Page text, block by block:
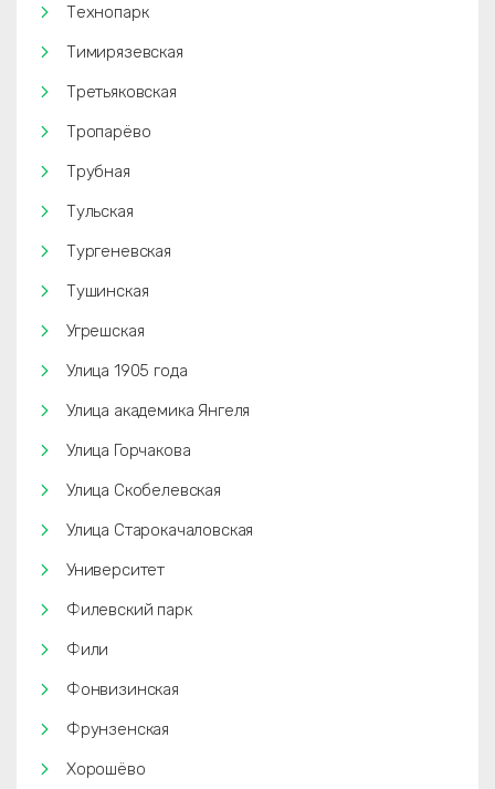
Технопарк
Тимирязевская
Третьяковская
Тропарёво
Трубная
Тульская
Тургеневская
Тушинская
Угрешская
Улица 1905 года
Улица академика Янгеля
Улица Горчакова
Улица Скобелевская
Улица Старокачаловская
Университет
Филевский парк
Фили
Фонвизинская
Фрунзенская
Хорошёво